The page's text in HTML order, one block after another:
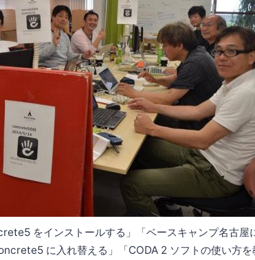
をインストールする」「ベースキャンプ名古
に入れ替える」「CODA 2 ソフトの使い方を